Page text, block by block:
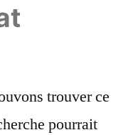
trouver ce
pourrait